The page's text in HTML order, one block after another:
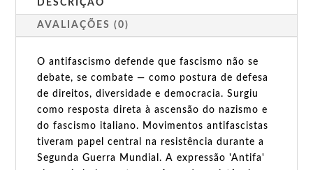
DESCRIÇÃO
AVALIAÇÕES (0)
O antifascismo defende que fascismo não se
debate, se combate — como postura de defesa
de direitos, diversidade e democracia. Surgiu
como resposta direta à ascensão do nazismo e
do fascismo italiano. Movimentos antifascistas
tiveram papel central na resistência durante a
Segunda Guerra Mundial. A expressão 'Antifa'